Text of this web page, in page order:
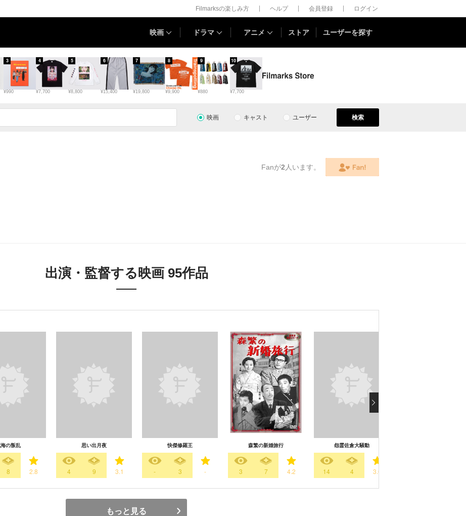
Filmarksの楽しみ方 ヘルプ 会員登録 ログイン
映画 ドラマ アニメ ストア ユーザーを探す
¥990
3
¥7,700
4
¥8,800
5
¥15,400
6
¥19,800
7
¥9,900
8
¥880
9
¥7,700
10
映画 キャスト ユーザー 検索
Fanが2 人います。
出演・監督する映画 95作品
の叛乱
8 2.8
思い出月夜
4 9 3.1
快傑修羅王
- 3 -
森繁の新婚旅行
3 7 4.2
怨霊佐倉大騒動
14 4 3.0
もっと見る